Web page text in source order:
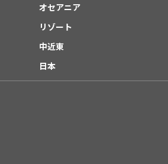
オセアニア
リゾート
中近東
日本